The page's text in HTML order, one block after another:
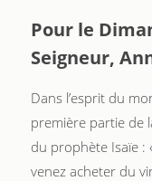
Pour le
Seigneur,
Dans l’esprit du
première partie de
du prophète Isaïe :
venez acheter du